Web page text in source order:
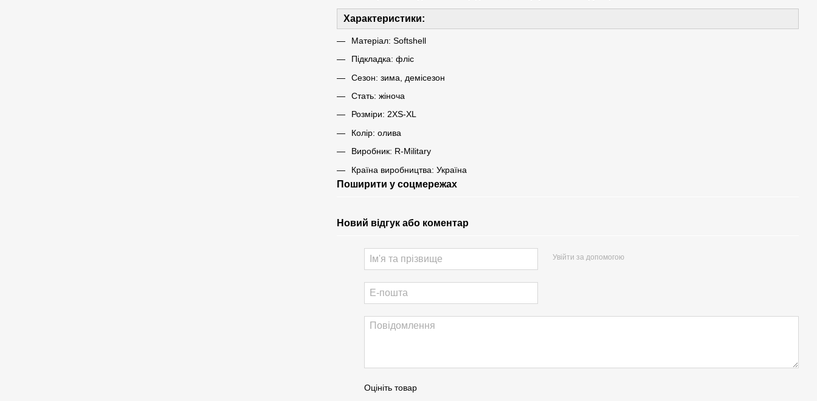
Характеристики:
Матеріал: Softshell
Підкладка: фліс
Сезон: зима, демісезон
Стать: жіноча
Розміри: 2XS-XL
Колір: олива
Виробник: R-Military
Країна виробництва: Україна
Поширити у соцмережах
Новий відгук або коментар
Увійти за допомогою
Оцініть товар